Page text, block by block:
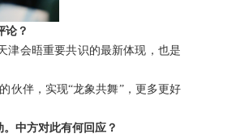
论？
津会晤重要共识的最新体现，也是
伙伴，实现“龙象共舞”，更多更好
中方对此有何回应？